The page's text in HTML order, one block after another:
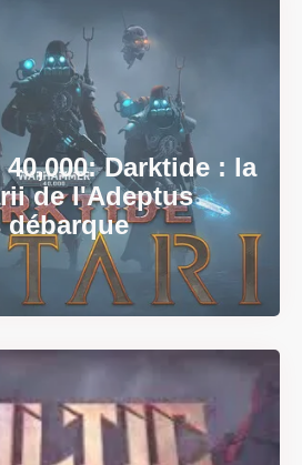
Darktide : la
de l'Adeptus
débarque